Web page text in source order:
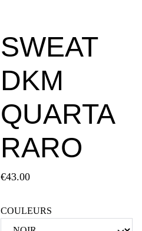
SWEAT
DKM
QUARTA
RARO
€43.00
COULEURS